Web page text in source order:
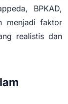
BPKAD,
menjadi faktor
realistis dan